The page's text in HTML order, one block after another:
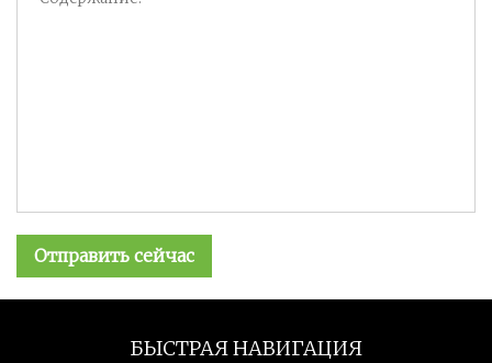
Отправить сейчас
БЫСТРАЯ НАВИГАЦИЯ